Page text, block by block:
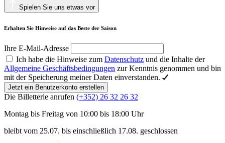
Spielen Sie uns etwas vor
Erhalten Sie Hinweise auf das Beste der Saison
Ihre E-Mail-Adresse
Ich habe die Hinweise zum Datenschutz und die Inhalte der
Allgemeine Geschäftsbedingungen zur Kenntnis genommen und bin
mit der Speicherung meiner Daten einverstanden.
Jetzt ein Benutzerkonto erstellen
Die Billetterie anrufen (+352) 26 32 26 32
Montag bis Freitag von 10:00 bis 18:00 Uhr
bleibt vom 25.07. bis einschließlich 17.08. geschlossen